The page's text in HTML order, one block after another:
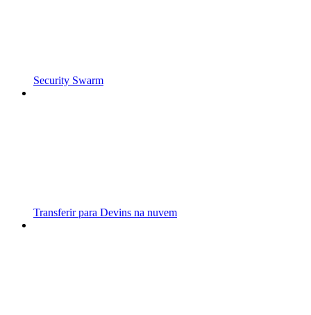
Security Swarm
Transferir para Devins na nuvem